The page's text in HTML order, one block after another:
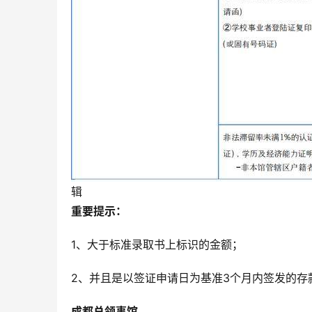
辑
重要提示：
1、大于标准录取书上标识的金额；
2、并且是以签证申请日为基准3个月内签发的存